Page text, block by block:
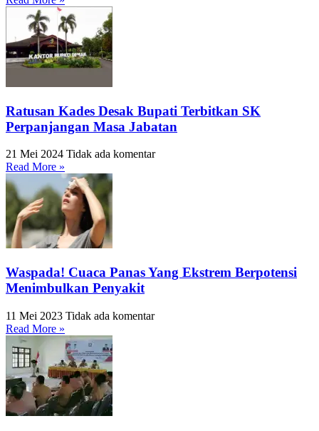
Ratusan Kades Desak Bupati Terbitkan SK
Perpanjangan Masa Jabatan
21 Mei 2024 Tidak ada komentar
Read More »
Waspada! Cuaca Panas Yang Ekstrem Berpotensi
Menimbulkan Penyakit
11 Mei 2023 Tidak ada komentar
Read More »